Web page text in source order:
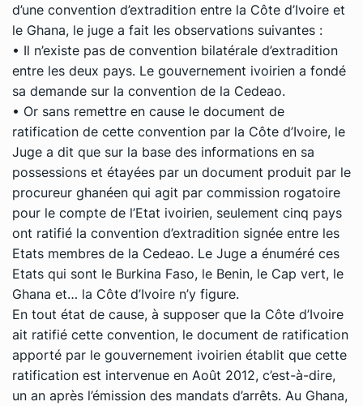
d’une convention d’extradition entre la Côte d’Ivoire et
le Ghana, le juge a fait les observations suivantes :
• Il n’existe pas de convention bilatérale d’extradition
entre les deux pays. Le gouvernement ivoirien a fondé
sa demande sur la convention de la Cedeao.
• Or sans remettre en cause le document de
ratification de cette convention par la Côte d’Ivoire, le
Juge a dit que sur la base des informations en sa
possessions et étayées par un document produit par le
procureur ghanéen qui agit par commission rogatoire
pour le compte de l’Etat ivoirien, seulement cinq pays
ont ratifié la convention d’extradition signée entre les
Etats membres de la Cedeao. Le Juge a énuméré ces
Etats qui sont le Burkina Faso, le Benin, le Cap vert, le
Ghana et… la Côte d’Ivoire n’y figure.
En tout état de cause, à supposer que la Côte d’Ivoire
ait ratifié cette convention, le document de ratification
apporté par le gouvernement ivoirien établit que cette
ratification est intervenue en Août 2012, c’est-à-dire,
un an après l’émission des mandats d’arrêts. Au Ghana,